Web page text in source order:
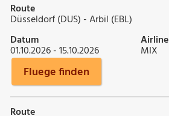
Route
Düsseldorf (DUS) - Arbil (EBL)
Datum
01.10.2026 - 15.10.2026
Airline
MIX
Fluege finden
Route